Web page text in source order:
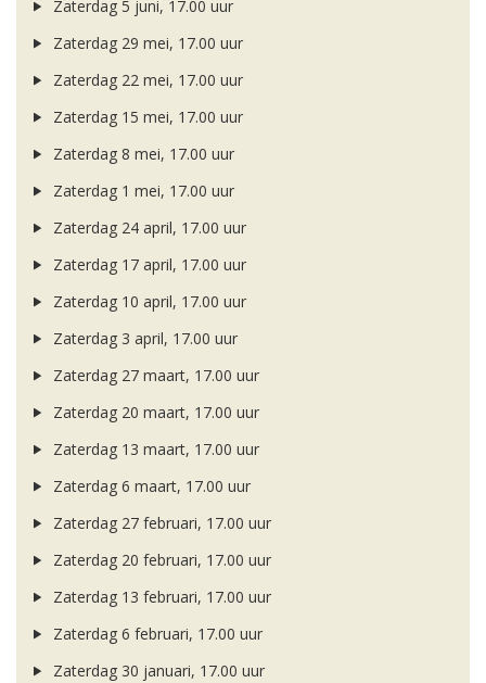
Zaterdag 5 juni, 17.00 uur
Zaterdag 29 mei, 17.00 uur
Zaterdag 22 mei, 17.00 uur
Zaterdag 15 mei, 17.00 uur
Zaterdag 8 mei, 17.00 uur
Zaterdag 1 mei, 17.00 uur
Zaterdag 24 april, 17.00 uur
Zaterdag 17 april, 17.00 uur
Zaterdag 10 april, 17.00 uur
Zaterdag 3 april, 17.00 uur
Zaterdag 27 maart, 17.00 uur
Zaterdag 20 maart, 17.00 uur
Zaterdag 13 maart, 17.00 uur
Zaterdag 6 maart, 17.00 uur
Zaterdag 27 februari, 17.00 uur
Zaterdag 20 februari, 17.00 uur
Zaterdag 13 februari, 17.00 uur
Zaterdag 6 februari, 17.00 uur
Zaterdag 30 januari, 17.00 uur